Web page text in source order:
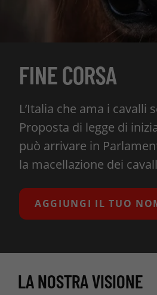
FINE CORSA
L’Italia che ama i cavalli
Proposta di legge di
può arrivare in
la macellazione dei
AGGIUNGI IL TUO
LA NOSTRA VISIONE